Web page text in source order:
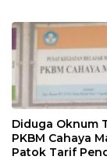
Diduga Oknum
PKBM Cahaya
Patok Tarif